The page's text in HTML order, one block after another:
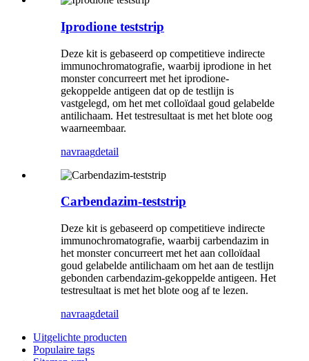
Iprodione teststrip
Deze kit is gebaseerd op competitieve indirecte
immunochromatografie, waarbij iprodione in het
monster concurreert met het iprodione-
gekoppelde antigeen dat op de testlijn is
vastgelegd, om het met colloïdaal goud gelabelde
antilichaam. Het testresultaat is met het blote oog
waarneembaar.
navraagdetail
Carbendazim-teststrip
Deze kit is gebaseerd op competitieve indirecte
immunochromatografie, waarbij carbendazim in
het monster concurreert met het aan colloïdaal
goud gelabelde antilichaam om het aan de testlijn
gebonden carbendazim-gekoppelde antigeen. Het
testresultaat is met het blote oog af te lezen.
navraagdetail
Uitgelichte producten
Populaire tags